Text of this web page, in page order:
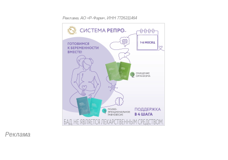
Реклама. АО «Р-Фарм», ИНН 7726311464
Реклама